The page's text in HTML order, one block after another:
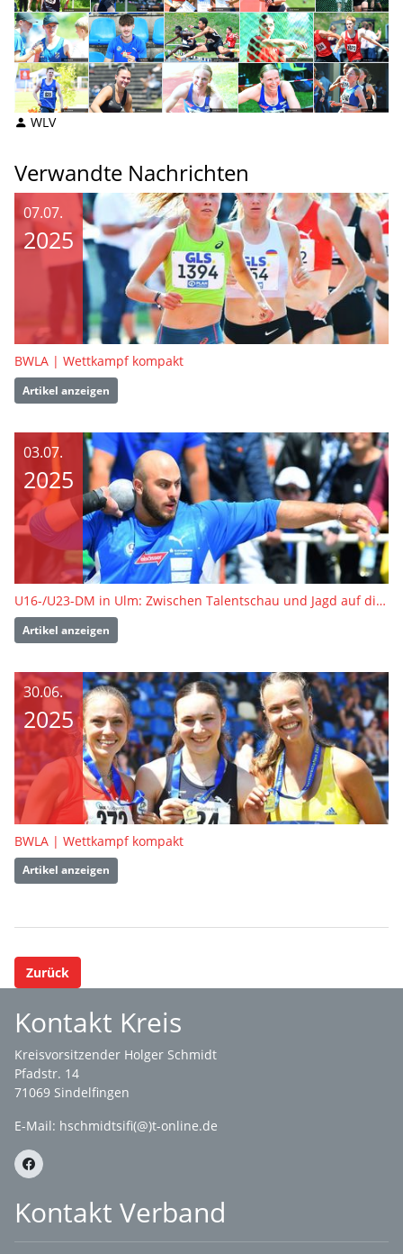
WLV
Verwandte Nachrichten
07.07.
2025
BWLA | Wettkampf kompakt
Artikel anzeigen
03.07.
2025
U16-/U23-DM in Ulm: Zwischen Talentschau und Jagd auf die U23-EM-Tickets
Artikel anzeigen
30.06.
2025
BWLA | Wettkampf kompakt
Artikel anzeigen
Zurück
Kontakt Kreis
Kreisvorsitzender Holger Schmidt
Pfadstr. 14
71069 Sindelfingen
E-Mail: hschmidtsifi(@)t-online.de
Kontakt Verband